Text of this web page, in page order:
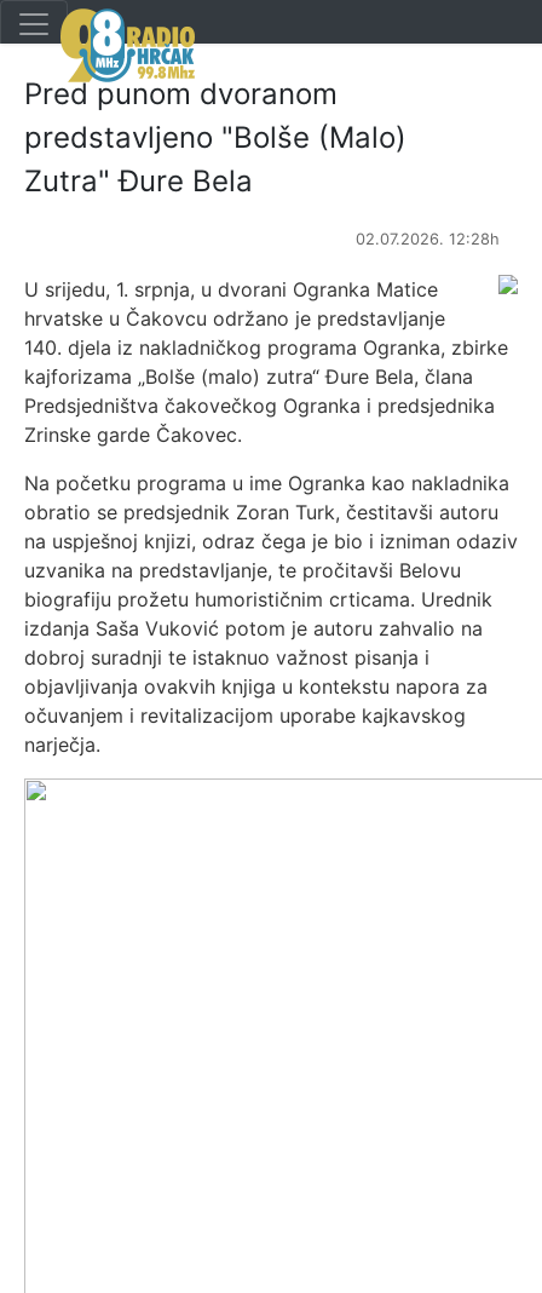
Pred punom dvoranom
predstavljeno "Bolše (Malo)
Zutra" Đure Bela
02.07.2026. 12:28h
U srijedu, 1. srpnja, u dvorani Ogranka Matice
hrvatske u Čakovcu održano je predstavljanje
140. djela iz nakladničkog programa Ogranka, zbirke
kajforizama „Bolše (malo) zutra“ Đure Bela, člana
Predsjedništva čakovečkog Ogranka i predsjednika
Zrinske garde Čakovec.
Na početku programa u ime Ogranka kao nakladnika
obratio se predsjednik Zoran Turk, čestitavši autoru
na uspješnoj knjizi, odraz čega je bio i izniman odaziv
uzvanika na predstavljanje, te pročitavši Belovu
biografiju prožetu humorističnim crticama. Urednik
izdanja Saša Vuković potom je autoru zahvalio na
dobroj suradnji te istaknuo važnost pisanja i
objavljivanja ovakvih knjiga u kontekstu napora za
očuvanjem i revitalizacijom uporabe kajkavskog
narječja.